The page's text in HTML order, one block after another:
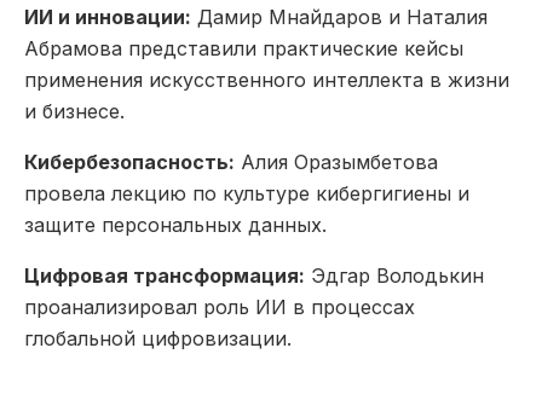
ИИ и инновации: Дамир Мнайдаров и Наталия
Абрамова представили практические кейсы
применения искусственного интеллекта в жизни
и бизнесе.
Кибербезопасность: Алия Оразымбетова
провела лекцию по культуре кибергигиены и
защите персональных данных.
Цифровая трансформация: Эдгар Володькин
проанализировал роль ИИ в процессах
глобальной цифровизации.